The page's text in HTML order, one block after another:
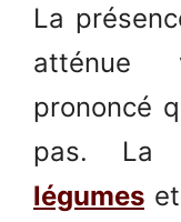
La
atténue
prononcé
pas. La
légumes